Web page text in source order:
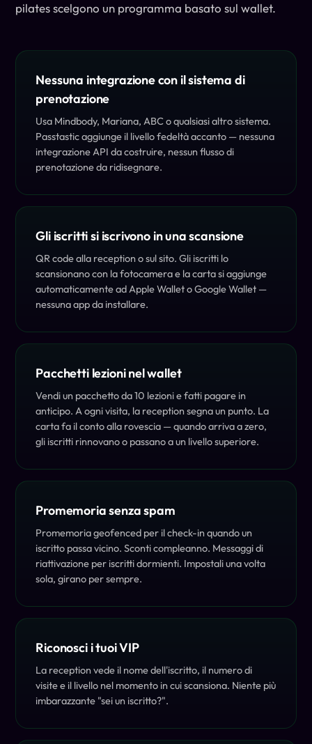
pilates scelgono un programma basato sul wallet.
Nessuna integrazione con il sistema di
prenotazione
Usa Mindbody, Mariana, ABC o qualsiasi altro sistema.
Passtastic aggiunge il livello fedeltà accanto — nessuna
integrazione API da costruire, nessun flusso di
prenotazione da ridisegnare.
Gli iscritti si iscrivono in una scansione
QR code alla reception o sul sito. Gli iscritti lo
scansionano con la fotocamera e la carta si aggiunge
automaticamente ad Apple Wallet o Google Wallet —
nessuna app da installare.
Pacchetti lezioni nel wallet
Vendi un pacchetto da 10 lezioni e fatti pagare in
anticipo. A ogni visita, la reception segna un punto. La
carta fa il conto alla rovescia — quando arriva a zero,
gli iscritti rinnovano o passano a un livello superiore.
Promemoria senza spam
Promemoria geofenced per il check-in quando un
iscritto passa vicino. Sconti compleanno. Messaggi di
riattivazione per iscritti dormienti. Impostali una volta
sola, girano per sempre.
Riconosci i tuoi VIP
La reception vede il nome dell'iscritto, il numero di
visite e il livello nel momento in cui scansiona. Niente più
imbarazzante "sei un iscritto?".